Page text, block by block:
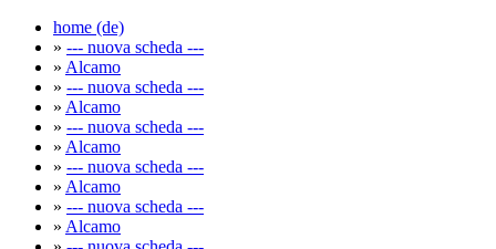
home (de)
» --- nuova scheda ---
» Alcamo
» --- nuova scheda ---
» Alcamo
» --- nuova scheda ---
» Alcamo
» --- nuova scheda ---
» Alcamo
» --- nuova scheda ---
» Alcamo